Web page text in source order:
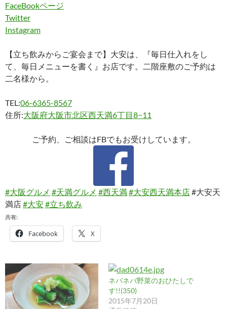
FaceBookページ
Twitter
Instagram
【立ち飲みからご宴会まで】大安は、『毎日仕入れをし
て、毎日メニューを書く』お店です。二階座敷のご予約は
二名様から。
TEL:06-6365-8567
住所:大阪府大阪市北区西天満6丁目8−11
ご予約、ご相談はFBでもお受けしています。
#大阪グルメ #天満グルメ #西天満#大安西天満本店#大安天
満店#大安#立ち飲み
共有:
Facebook X
ネバネバ野菜のおひたしで
す!!(350)
2015年7月20日